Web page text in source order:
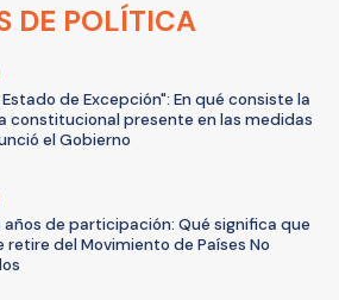
DE POLÍTICA
de Excepción": En qué consiste la
constitucional presente en las medidas
el Gobierno
años de participación: Qué significa que
retire del Movimiento de Países No